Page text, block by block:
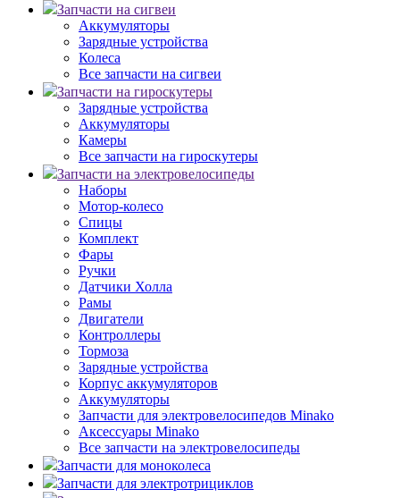
Запчасти на сигвеи
Аккумуляторы
Зарядные устройства
Колеса
Все запчасти на сигвеи
Запчасти на гироскутеры
Зарядные устройства
Аккумуляторы
Камеры
Все запчасти на гироскутеры
Запчасти на электровелосипеды
Наборы
Мотор-колесо
Спицы
Комплект
Фары
Ручки
Датчики Холла
Рамы
Двигатели
Контроллеры
Тормоза
Зарядные устройства
Корпус аккумуляторов
Аккумуляторы
Запчасти для электровелосипедов Minako
Аксессуары Minako
Все запчасти на электровелосипеды
Запчасти для моноколеса
Запчасти для электротрициклов